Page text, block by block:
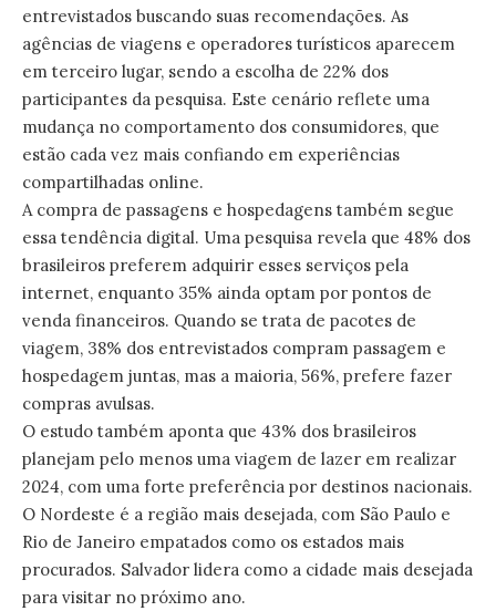
entrevistados buscando suas recomendações. As
agências de viagens e operadores turísticos aparecem
em terceiro lugar, sendo a escolha de 22% dos
participantes da pesquisa. Este cenário reflete uma
mudança no comportamento dos consumidores, que
estão cada vez mais confiando em experiências
compartilhadas online.
A compra de passagens e hospedagens também segue
essa tendência digital. Uma pesquisa revela que 48% dos
brasileiros preferem adquirir esses serviços pela
internet, enquanto 35% ainda optam por pontos de
venda financeiros. Quando se trata de pacotes de
viagem, 38% dos entrevistados compram passagem e
hospedagem juntas, mas a maioria, 56%, prefere fazer
compras avulsas.
O estudo também aponta que 43% dos brasileiros
planejam pelo menos uma viagem de lazer em realizar
2024, com uma forte preferência por destinos nacionais.
O Nordeste é a região mais desejada, com São Paulo e
Rio de Janeiro empatados como os estados mais
procurados. Salvador lidera como a cidade mais desejada
para visitar no próximo ano.